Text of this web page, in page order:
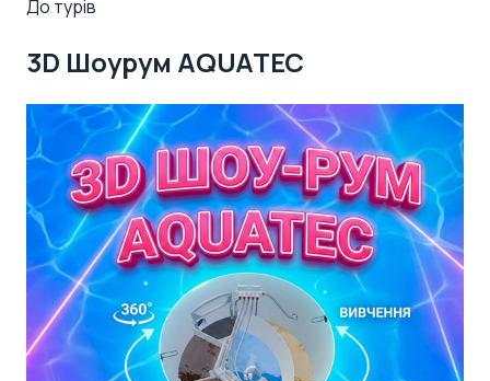
До турів
3D Шоурум AQUATEC